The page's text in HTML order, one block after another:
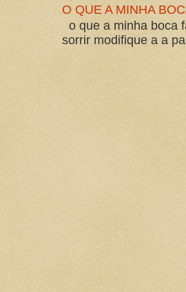
O QUE A MINHA
o que a minha boca
sorrir modifique a a